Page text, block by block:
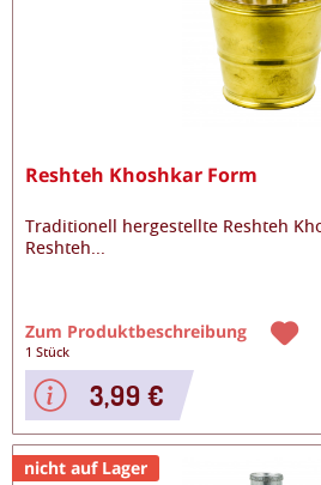
Reshteh Khoshkar Form
Traditionell hergestellte Reshteh
Reshteh...
Zum Produktbeschreibung
1 Stück
3,99 €
nicht auf Lager